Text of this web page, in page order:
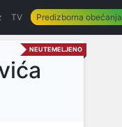
TV Predizborna obećanja
NEUTEMELJENO